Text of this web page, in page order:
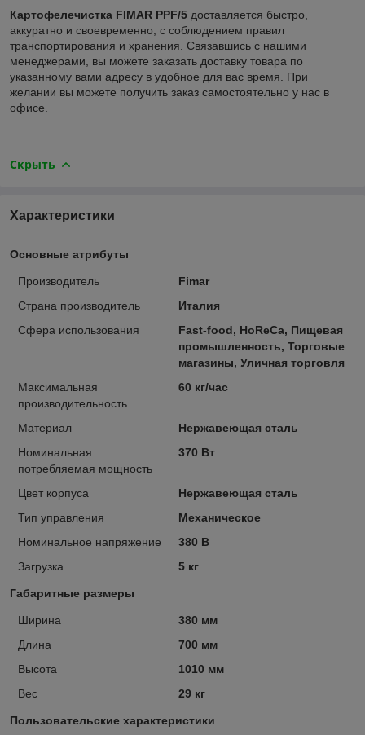
Картофелечистка FIMAR PPF/5 доставляется быстро,
аккуратно и своевременно, с соблюдением правил
транспортирования и хранения. Связавшись с нашими
менеджерами, вы можете заказать доставку товара по
указанному вами адресу в удобное для вас время. При
желании вы можете получить заказ самостоятельно у нас в
офисе.
Скрыть
Характеристики
Основные атрибуты
Производитель
Fimar
Страна производитель
Италия
Сфера использования
Fast-food, HoReCa, Пищевая
промышленность, Торговые
магазины, Уличная торговля
Максимальная
производительность
60 кг/час
Материал
Нержавеющая сталь
Номинальная
потребляемая мощность
370 Вт
Цвет корпуса
Нержавеющая сталь
Тип управления
Механическое
Номинальное напряжение
380 В
Загрузка
5 кг
Габаритные размеры
Ширина
380 мм
Длина
700 мм
Высота
1010 мм
Вес
29 кг
Пользовательские характеристики